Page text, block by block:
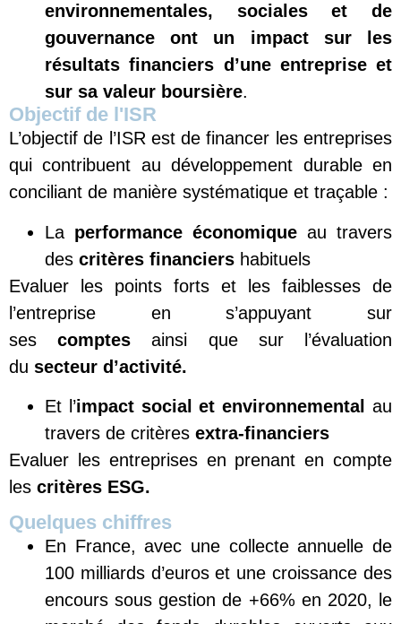
environnementales, sociales
et de
gouvernance ont un impact sur les
résultats financiers d’une entreprise et
sur sa valeur boursière.
Objectif de l'ISR
L’objectif de l’ISR est de financer les entreprises
qui contribuent au développement durable en
conciliant de manière systématique et traçable :
La performance économique au travers
des critères financiers habituels
Evaluer les points forts et les faiblesses de
l’entreprise en s’appuyant sur
sescomptes ainsi que sur l’évaluation
du secteur d’activité.
Et l’impact social et environnementalau
travers de critères extra-financiers
Evaluer les entreprises en prenant en compte
les critères ESG.
Quelques chiffres
En France, avec une collecte annuelle de
100 milliards d’euros et une croissance des
encours sous gestion de +66% en 2020, le